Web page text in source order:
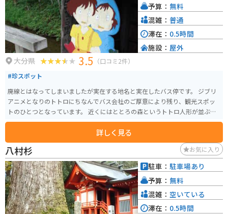
大分県 3.5 （口コミ2件）
#珍スポット
廃線とはなってしまいましたが実在する地名と実在したバス停です。 ジブリ
アニメとなりのトトロにちなんでバス会社のご厚意により残り、観光スポッ
トのひとつとなっています。 近くにはととろの森というトトロ人形が並ぶス
ポットがあります。
詳しく見る
予算： 無料
混雑： 普通
滞在： 0.5時間
施設： 屋外
八村杉 お気に入り
駐車： 駐車場あり
予算： 無料
混雑： 空いている
滞在： 0.5時間